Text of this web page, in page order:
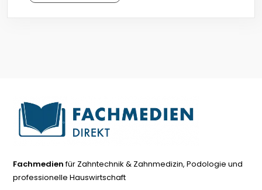
Fachmedienfür Zahntechnik & Zahnmedizin, Podologie und
professionelle Hauswirtschaft